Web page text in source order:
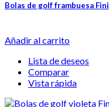
Bolas de golf frambuesa Fini
Añadir al carrito
Lista de deseos
Comparar
Vista rápida